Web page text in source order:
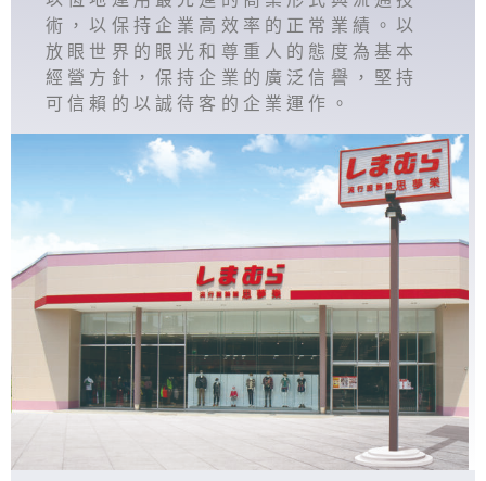
術，以保持企業高效率的正常業績。以
放眼世界的眼光和尊重人的態度為基本
經營方針，保持企業的廣泛信譽，堅持
可信賴的以誠待客的企業運作。